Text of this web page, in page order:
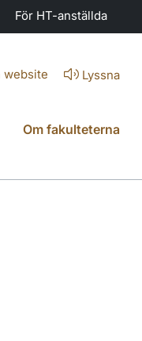
För HT-anställda
website Lyssna
Om fakulteterna